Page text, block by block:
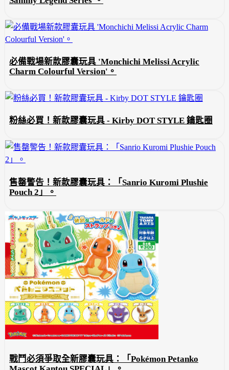
必備戰場新款膠囊玩具 'Monchichi Melissi Acrylic
Charm Colourful Version'。
粉絲必買！新款膠囊玩具 - Kirby DOT STYLE 鑰匙圈
售罄警告！新款膠囊玩具：「Sanrio Kuromi Plushie
Pouch 2」。
戰鬥必須爭取全新膠囊玩具：「Pokémon Petanko